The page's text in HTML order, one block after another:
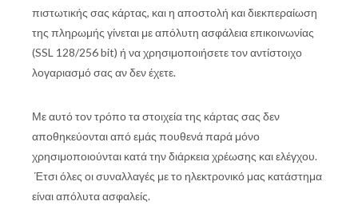
πιστωτικής σας κάρτας, και η αποστολή και διεκπεραίωση
της πληρωμής γίνεται με απόλυτη ασφάλεια επικοινωνίας
(SSL 128/256 bit) ή να χρησιμοποιήσετε τον αντίστοιχο
λογαριασμό σας αν δεν έχετε.
Με αυτό τον τρόπο τα στοιχεία της κάρτας σας δεν
αποθηκεύονται από εμάς πουθενά παρά μόνο
χρησιμοποιούνται κατά την διάρκεια χρέωσης και ελέγχου.
Έτσι όλες οι συναλλαγές με το ηλεκτρονικό μας κατάστημα
είναι απόλυτα ασφαλείς.